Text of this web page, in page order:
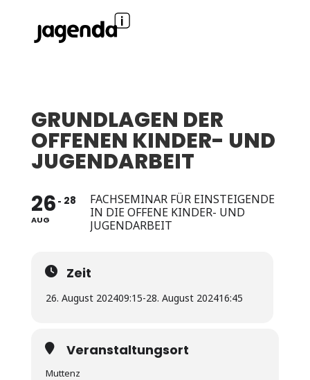
GRUNDLAGEN DER
OFFENEN KINDER- UND
JUGENDARBEIT
26
AUG
28
FACHSEMINAR FÜR EINSTEIGENDE
IN DIE OFFENE KINDER- UND
JUGENDARBEIT
Zeit
26. August 202409:15-28. August 202416:45
Veranstaltungsort
Muttenz